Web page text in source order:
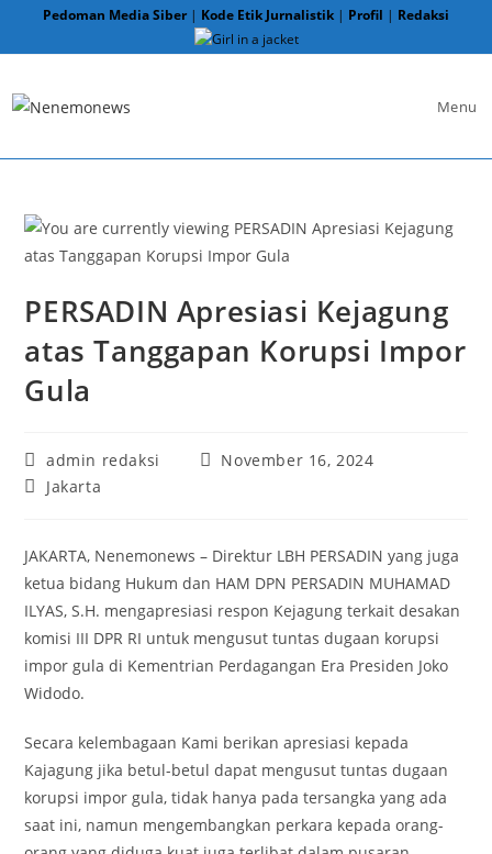
Pedoman Media Siber| Kode Etik Jurnalistik | Profil | Redaksi
Menu
PERSADIN Apresiasi Kejagung
atas Tanggapan Korupsi Impor
Gula
Post
author:
admin redaksi
PostNovember 16, 2024
PostJakarta
JAKARTA, Nenemonews – Direktur LBH PERSADIN yang juga
ketua bidang Hukum dan HAM DPN PERSADIN MUHAMAD
ILYAS, S.H. mengapresiasi respon Kejagung terkait desakan
komisi III DPR RI untuk mengusut tuntas dugaan korupsi
impor gula di Kementrian Perdagangan Era Presiden Joko
Widodo.
Secara kelembagaan Kami berikan apresiasi kepada
Kajagung jika betul-betul dapat mengusut tuntas dugaan
korupsi impor gula, tidak hanya pada tersangka yang ada
saat ini, namun mengembangkan perkara kepada orang-